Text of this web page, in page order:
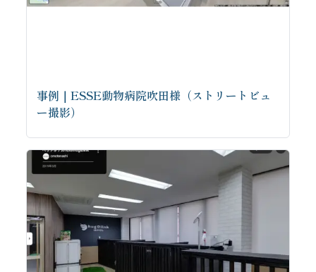
事例｜ESSE動物病院吹田様（ストリートビュ
ー撮影）